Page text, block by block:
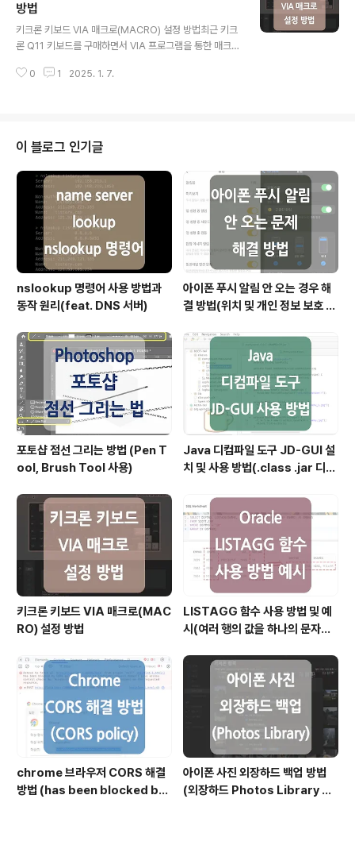
텔 MD770' 제품도 구입하여 각각 회사와 집에서 사용하
고 있습니다.(스플릿 키보드의 최대 이슈인 왼쪽 'ㅠ' 키의
경우 생각보다 금방 적응되어 사용 중입니다.) 해당 포스팅
은 내돈내산 스플릿 키보드 Keychron Q11과 Mistel M
D770 사용 후기 및 차이점 비교에 대한 내용을 정리하였
방법
키크론 키보드 VIA 매크로(MACRO) 설정 방법최근 키크
론 Q11 키보드를 구매하면서 VIA 프로그램을 통한 매크로
o 제품들은 기본적으로 QMK(Quantum Mechanical K
K Toolbox의 가장 대표적인 도구 중 하나가 바로 'VIA'입
니다. * VIA(또는 키크론 런처) 프로그램을 통해 저장된 키
매핑 및 매크로 정보는 키보드 하드웨어에 저장되기 때문
에 저장 후 다른 환경에서도 동일하게 사용할 수 있다는 특
징이 있습니다. 1. 키보드 연결https:..
0 1 2025. 1. 7.
이 블로그 인기글
nslookup 명령어 사용 방법과
동작 원리(feat. DNS 서버)
아이폰 푸시 알림 안 오는 경우 해
결 방법(위치 및 개인 정보 보호 재
포토샵 점선 그리는 방법 (Pen T
ool, Brush Tool 사용)
Java 디컴파일 도구 JD-GUI 설
치 및 사용 방법(.class .jar 디컴
키크론 키보드 VIA 매크로(MAC
RO) 설정 방법
LISTAGG 함수 사용 방법 및 예
시(여러 행의 값을 하나의 문자열
chrome 브라우저 CORS 해결
방법 (has been blocked by
아이폰 사진 외장하드 백업 방법
(외장하드 Photos Library 생